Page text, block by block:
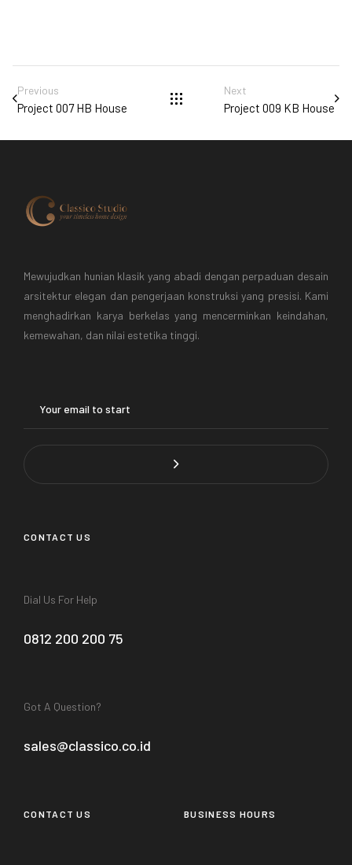
Previous
Project 007 HB House
Next
Project 009 KB House
Mewujudkan hunian klasik yang abadi dengan perpaduan desain
arsitektur elegan dan pengerjaan konstruksi yang presisi. Kami
menghadirkan karya berkelas yang mencerminkan keindahan,
kemewahan, dan nilai estetika tinggi.
CONTACT US
Dial Us For Help
0812 200 200 75
Got A Question?
sales@classico.co.id
CONTACT US BUSINESS HOURS